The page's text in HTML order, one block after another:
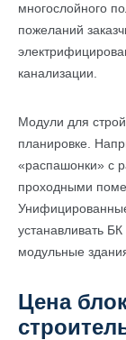
многослойного
пожеланий
канализации.
Модули для
планировке.
«распашонки» с
проходными
устанавливать
модульные
Цена